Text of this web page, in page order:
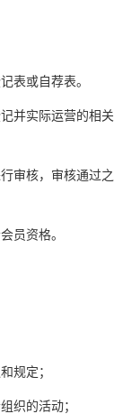
表或自荐表。
并实际运营的相关
审核，审核通过之
员资格。
规定；
织的活动；